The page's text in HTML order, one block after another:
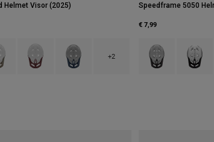
Helmet Visor (2025)
of Zwart.
swatch type of Militair groen.
Product swatch type of Roestbruin.
Product swatch type of Schemerblauw.
+2
Speedframe 5050
€ 7,99
Product swatch
Product